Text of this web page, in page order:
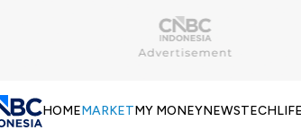
HOMEMARKETMY MONEYNEWSTECH